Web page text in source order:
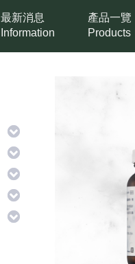
最新消息
Information
產品一覽
Products